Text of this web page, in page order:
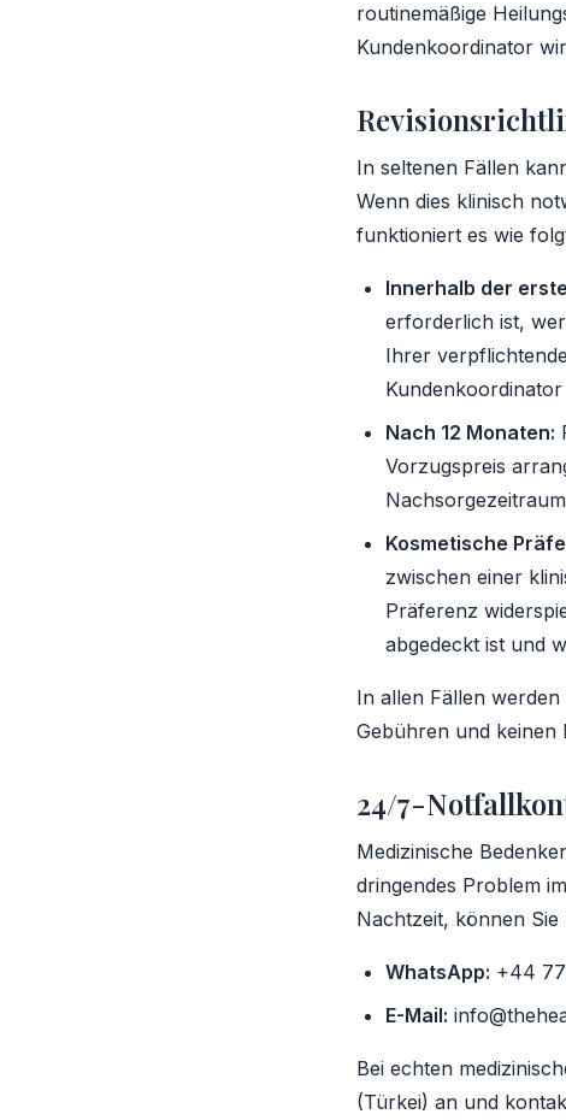
routinemäßige
Kundenkoordinator
In seltenen Fällen
Wenn dies klinisch
funktioniert es wie
Innerhalb der
erforderlich ist,
Ihrer
Nach 12 Monaten:
Vorzugspreis
Kosmetische
zwischen einer
Präferenz
abgedeckt ist und
In allen Fällen
Gebühren und keinen
24/7-
Medizinische
dringendes Problem
Nachtzeit, können
WhatsApp: +44
E-Mail:
Bei echten
(Türkei) an und